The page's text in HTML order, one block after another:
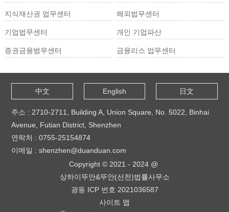
지식재산권 업무센터 해외법무센터
기업법무센터 개인 기업파산
증권금융범무센터 금융리스 업무센터
中文 English 日文
주소 : 2710-2711, Building A, Union Square, No. 5022, Binhai
Avenue, Futian District, Shenzhen
연락처 : 0755-25154874
이메일 : shenzhen@duanduan.com
Copyright © 2021 - 2024 @
상하이뚜안&뚜안(선전)법률사무소
광동 ICP 번호 2021036587
사이트 맵